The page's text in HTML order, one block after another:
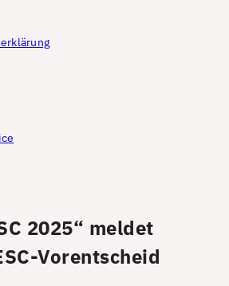
2025“ meldet
Vorentscheid